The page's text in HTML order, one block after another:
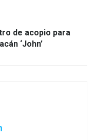
de acopio para
‘John’